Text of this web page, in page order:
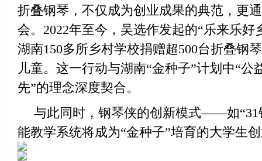
折叠钢琴，不仅成为创业成果的典范，更
会。2022年至今，吴选作发起的“乐来乐好
湖南150多所乡村学校捐赠超500台折叠钢
儿童。这一行动与湖南“金种子”计划中“公
先”的理念深度契合。
与此同时，钢琴侠的创新模式——如“31
能教学系统将成为“金种子”培育的大学生